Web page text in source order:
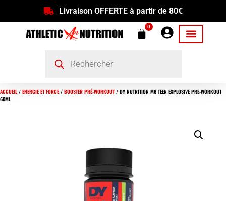
Livraison OFFERTE à partir de 80€
0
ACCUEIL/ ENERGIE ET FORCE/ BOOSTER PRÉ-WORKOUT/ DY NUTRITION M6 TEEN EXPLOSIVE PRE-WORKOUT
60ML